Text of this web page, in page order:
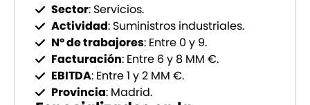
Sector: Servicios.
Actividad: Suministros industriales.
Nº de trabajores: Entre 0 y 9.
Facturación: Entre 6 y 8 MM €.
EBITDA: Entre 1 y 2 MM €.
Provincia: Madrid.